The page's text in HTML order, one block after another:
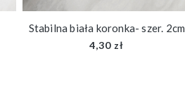
Stabilna biała koronka- szer. 2cm
4,30 zł